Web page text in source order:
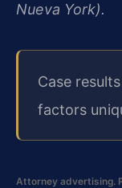
Nueva York).
Case
factors
Attorney advertising.